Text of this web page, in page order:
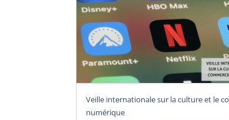
Veille internationale sur la culture et le
numérique